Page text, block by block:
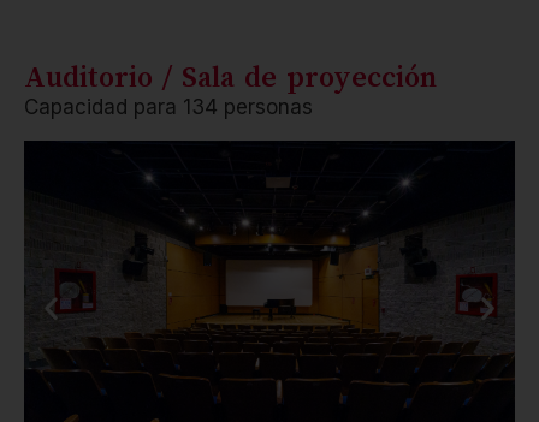
Auditorio / Sala de proyección
Capacidad para 134 personas